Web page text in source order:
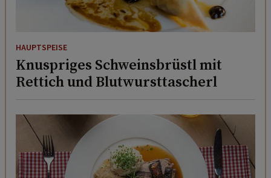
HAUPTSPEISE
Knuspriges Schweinsbrüstl mit
Rettich und Blutwursttascherl